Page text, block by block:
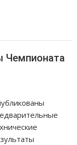
Чемпионата